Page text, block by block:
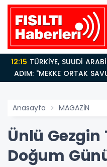
12:15
ADIM: "MEKKE ORTAK
Anasayfa MAGAZİN
Ünlü Gezgin
Doğum